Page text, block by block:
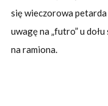
się wieczorowa petarda
uwagę na „futro” u
na ramiona.